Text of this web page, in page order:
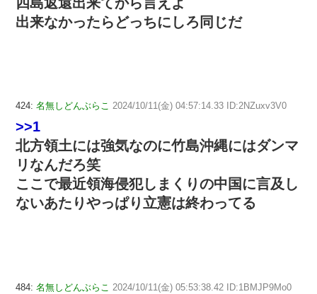
出来なかったらどっちにしろ同じだ
424: 名無しどんぶらこ 2024/10/11(金) 04:57:14.33 ID:2NZuxv3V0
>>1
北方領土には強気なのに竹島沖縄にはダンマ
リなんだろ笑
ここで最近領海侵犯しまくりの中国に言及し
ないあたりやっぱり立憲は終わってる
484: 名無しどんぶらこ 2024/10/11(金) 05:53:38.42 ID:1BMJP9Mo0